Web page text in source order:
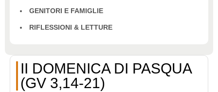
GENITORI E FAMIGLIE
RIFLESSIONI & LETTURE
II DOMENICA DI PASQUA
(GV 3,14-21)